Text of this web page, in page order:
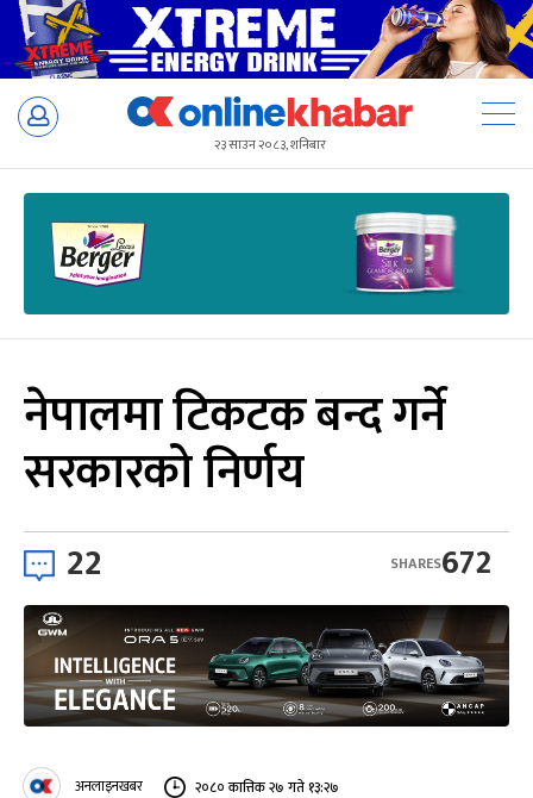
Skip
२३ साउन २०८३, शनिबार
नेपालमा टिकटक बन्द गर्ने
सरकारको निर्णय
22 672
SHARES
अनलाइनखबर २०८० कात्तिक २७ गते १३:२७